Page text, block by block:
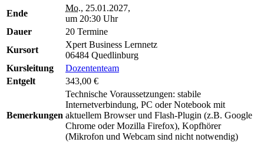
Ende
Mo., 25.01.2027,
um 20:30 Uhr
Dauer
20 Termine
Kursort
Xpert Business Lernnetz
06484 Quedlinburg
Kursleitung
Dozententeam
Entgelt
343,00 €
Bemerkungen
Technische Voraussetzungen: stabile
Internetverbindung, PC oder Notebook mit
aktuellem Browser und Flash-Plugin (z.B. Google
Chrome oder Mozilla Firefox), Kopfhörer
(Mikrofon und Webcam sind nicht notwendig)